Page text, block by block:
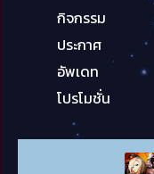
กิจกรรม
ประกาศ
อัพเดท
โปรโมชั่น